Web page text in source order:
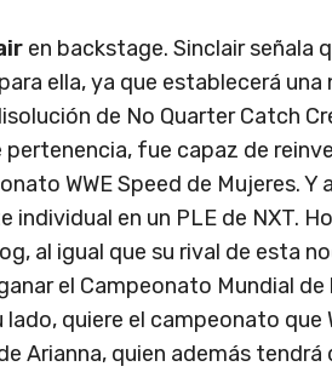
en backstage. Sinclair señala
ella, ya que establecerá una
de No Quarter Catch
fue capaz de
WWE Speed de Mujeres. Y
en un PLE de NXT.
al igual que su rival de esta
el Campeonato Mundial de
quiere el campeonato que
Arianna, quien además tendrá